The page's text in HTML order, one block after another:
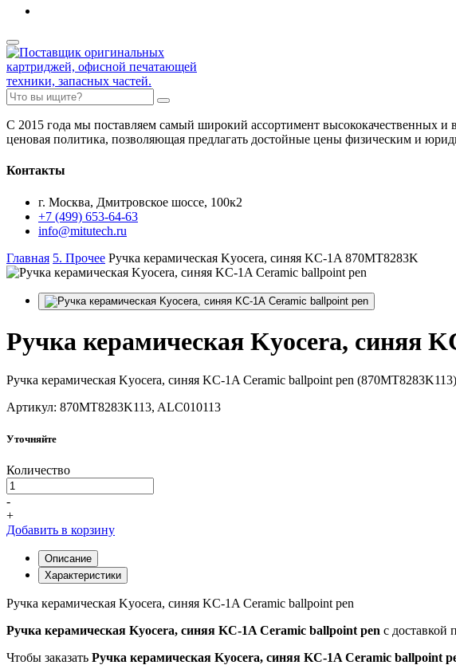
С 2015 года мы поставляем самый широкий ассортимент высококачественных
ценовая политика, позволяющая предлагать достойные цены физическим и
Контакты
г. Москва, Дмитровское шоссе, 100к2
+7 (499) 653-64-63
info@mitutech.ru
Главная 5. Прочее Ручка керамическая Kyocera, синяя KC-1A 870MT8283K
Ручка керамическая Kyocera, синяя
Ручка керамическая Kyocera, синяя KC-1A Ceramic ballpoint pen
Артикул: 870MT8283K113, ALC010113
Уточняйте
Количество
-
+
Добавить в корзину
Описание
Характеристики
Ручка керамическая Kyocera, синяя KC-1A Ceramic ballpoint pen
Ручка керамическая Kyocera, синяя KC-1A Ceramic ballpoint pen с доставкой
Чтобы заказать Ручка керамическая Kyocera, синяя KC-1A Ceramic ballpoint